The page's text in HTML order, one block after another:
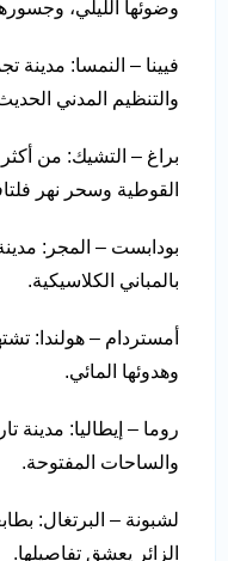
وضوئها الليلي،
فيينا – النمسا: مدينة
والتنظيم المدني
براغ – التشيك: من
القوطية وسحر نهر
بودابست – المجر:
بالمباني الكلاسيكية.
أمستردام – هولندا:
وهدوئها المائي.
روما – إيطاليا: مدينة
والساحات المفتوحة.
لشبونة – البرتغال:
الزائر يعشق تفاصيلها.